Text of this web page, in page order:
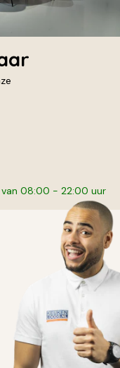
van 08:00 - 22:00 uur